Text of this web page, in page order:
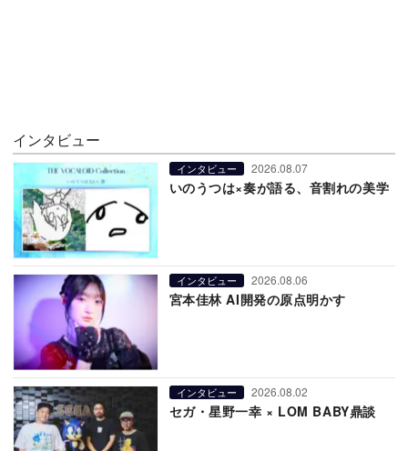
インタビュー
インタビュー 2026.08.07
いのうつは×奏が語る、音割れの美学
インタビュー 2026.08.06
宮本佳林 AI開発の原点明かす
インタビュー 2026.08.02
セガ・星野一幸 × LOM BABY鼎談